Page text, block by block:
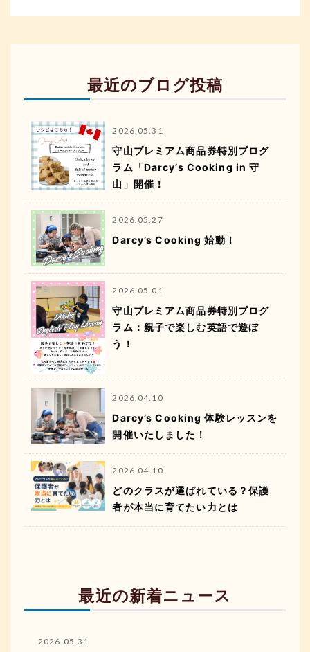
最近のブログ投稿
2026.05.31
守山プレミアム商品券特別プログ
ラム「Darcy’s Cooking in 守
山」開催！
2026.05.27
Darcy’s Cooking 始動！
2026.05.01
守山プレミアム商品券特別プログ
ラム：親子で楽しむ英語で遊ぼ
う！
2026.04.10
Darcy’s Cooking 体験レッスンを
開催いたしました！
2026.04.10
どのクラスが選ばれている？保護
者が本当に育てたい力とは
最近の新着ニュース
2026.05.31